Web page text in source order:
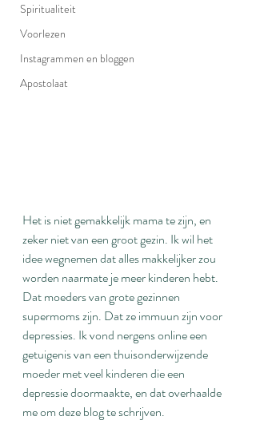
Spiritualiteit
Voorlezen
Instagrammen en bloggen
Apostolaat
Het is niet gemakkelijk mama te zijn, en
zeker niet van een groot gezin. Ik wil het
idee wegnemen dat alles makkelijker zou
worden naarmate je meer kinderen hebt.
Dat moeders van grote gezinnen
supermoms zijn. Dat ze immuun zijn voor
depressies. Ik vond nergens online een
getuigenis van een thuisonderwijzende
moeder met veel kinderen die een
depressie doormaakte, en dat overhaalde
me om deze blog te schrijven.